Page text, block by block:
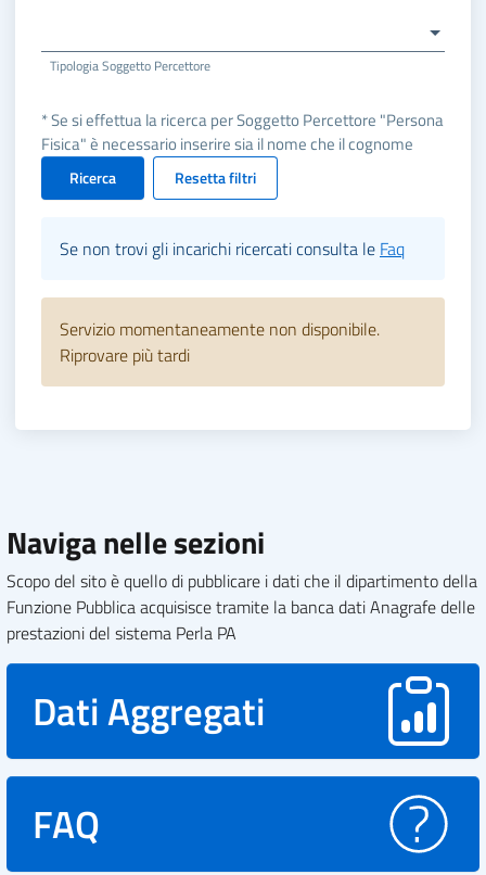
Tipologia Soggetto Percettore
* Se si effettua la ricerca per Soggetto Percettore "Persona
Fisica" è necessario inserire sia il nome che il cognome
Ricerca Resetta filtri
Se non trovi gli incarichi ricercati consulta le Faq
Servizio momentaneamente non disponibile.
Riprovare più tardi
Naviga nelle sezioni
Scopo del sito è quello di pubblicare i dati che il dipartimento della
Funzione Pubblica acquisisce tramite la banca dati Anagrafe delle
prestazioni del sistema Perla PA
Dati Aggregati
FAQ